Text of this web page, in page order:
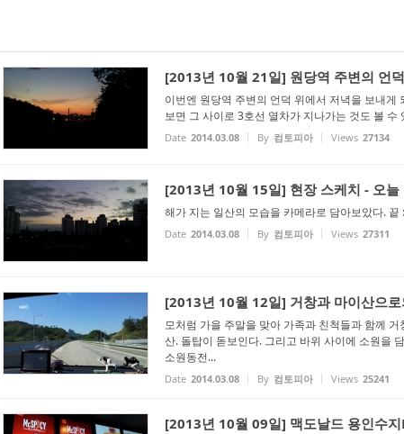
[2013년 10월 21일] 원당역 주변의 언
이번엔 원당역 주변의 언덕 위에서 저녁을 보내
보면 그 사이로 3호선 열차가 지나가는 것도 볼 수
Date 2014.03.08 By 컴토피아 Views 27134
[2013년 10월 15일] 현장 스케치 - 오늘
해가 지는 일산의 모습을 카메라로 담아보았다. 끝
Date 2014.03.08 By 컴토피아 Views 27311
[2013년 10월 12일] 거창과 마이산으로
모처럼 가을 주말을 맞아 가족과 친척들과 함께
산. 돌탑이 돋보인다. 그리고 바위 사이에 소원을
소원동전...
Date 2014.03.08 By 컴토피아 Views 25241
[2013년 10월 09일] 맥도날드 용인수